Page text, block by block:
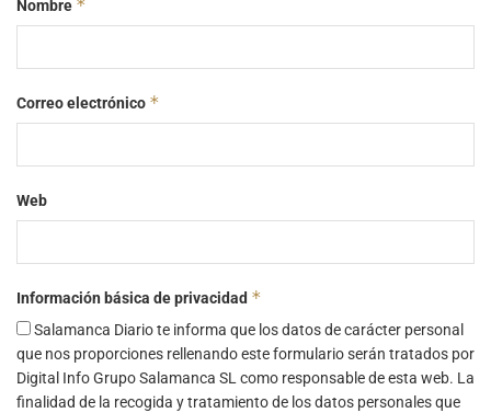
Nombre *
Correo electrónico *
Web
Información básica de privacidad *
Salamanca Diario te informa que los datos de carácter personal
que nos proporciones rellenando este formulario serán tratados por
Digital Info Grupo Salamanca SL como responsable de esta web. La
finalidad de la recogida y tratamiento de los datos personales que